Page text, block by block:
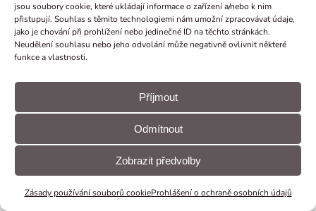
jsou soubory cookie, které ukládají informace o zařízení a/nebo k nim
přistupují. Souhlas s těmito technologiemi nám umožní zpracovávat údaje,
jako je chování při prohlížení nebo jedinečné ID na těchto stránkách.
Neudělení souhlasu nebo jeho odvolání může negativně ovlivnit některé
funkce a vlastnosti.
Příjmout
Odmítnout
Zobrazit předvolby
Zásady používání souborů cookieProhlášení o ochraně osobních údajů
Zpětný odběr
a recyklace
Granty a
© CUE, a.s.
Všechna práva
Předvolby Prohlášení